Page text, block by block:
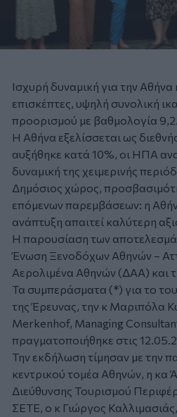
Ισχυρή δυναμική για την
επισκέπτες, υψηλή συνολική
προορισμού με βαθμολογία 9,2.
Η Αθήνα εξελίσσεται ως
αυξήθηκε κατά 10%, οι ΗΠΑ
δυναμική της χειμερινής
Δημόσιος χώρος,
επόμενων παρεμβάσεων: η
ανάπτυξη απαιτεί καλύτερη
Η παρουσίαση των
Ένωση Ξενοδόχων Αθηνών –
Αερολιμένα Αθηνών (ΔΑΑ) και
Τα συμπεράσματα (*) για το
της Έρευνας, την κ Μαριπόλα
Merkenhof, Managing
πραγματοποιήθηκε στις
Την εκδήλωση τίμησαν με την
κεντρικού τομέα Αθηνών, η
Διεύθυνσης Τουρισμού
ΣΕΤΕ, ο κ Γιώργος